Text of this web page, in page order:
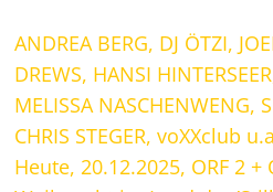
ANDREA BERG, DJ ÖTZI,
DREWS, HANSI
MELISSA NASCHENWENG,
CHRIS STEGER, voXXclub
Heute, 20.12.2025, ORF 2 +